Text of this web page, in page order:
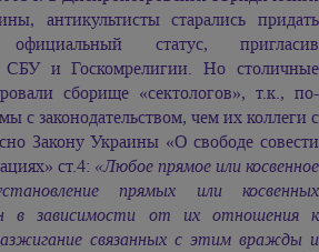
антикультисты старались придать
статус, пригласив
СБУ и Госкомрелигии. Но столичные
сборище «сектологов», т.к., по-
с законодательством, чем их коллеги с
Закону Украины «О свободе совести
ст.4: «Любое прямое или косвенное
прямых или косвенных
в зависимости от их отношения к
связанных с этим вражды и